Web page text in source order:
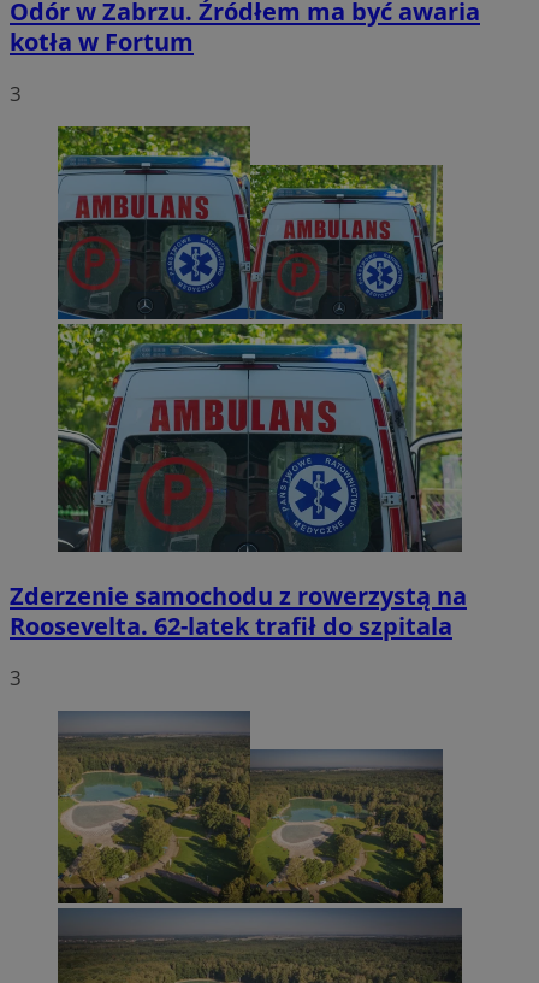
Odór w Zabrzu. Źródłem ma być awaria
kotła w Fortum
3
Zderzenie samochodu z rowerzystą na
Roosevelta. 62-latek trafił do szpitala
3